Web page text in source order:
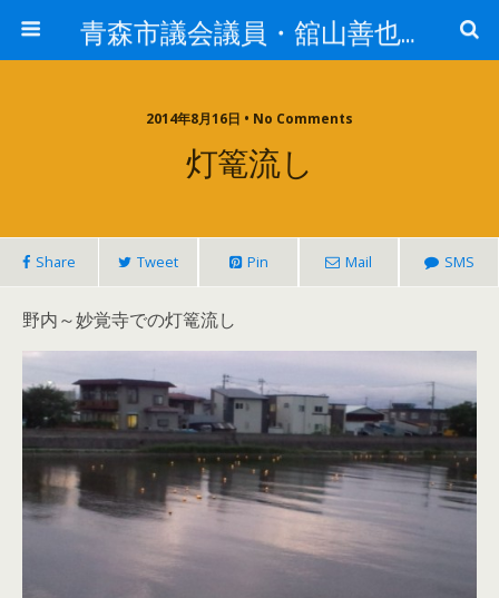
青森市議会議員・舘山善也（たてやまよしや）
2014年8月16日 • No Comments
灯篭流し
Share Tweet Pin Mail SMS
野内～妙覚寺での灯篭流し